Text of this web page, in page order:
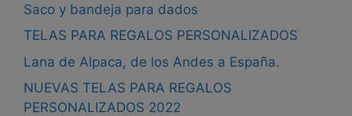
Saco y bandeja para dados
TELAS PARA REGALOS PERSONALIZADOS
Lana de Alpaca, de los Andes a España.
NUEVAS TELAS PARA REGALOS
PERSONALIZADOS 2022